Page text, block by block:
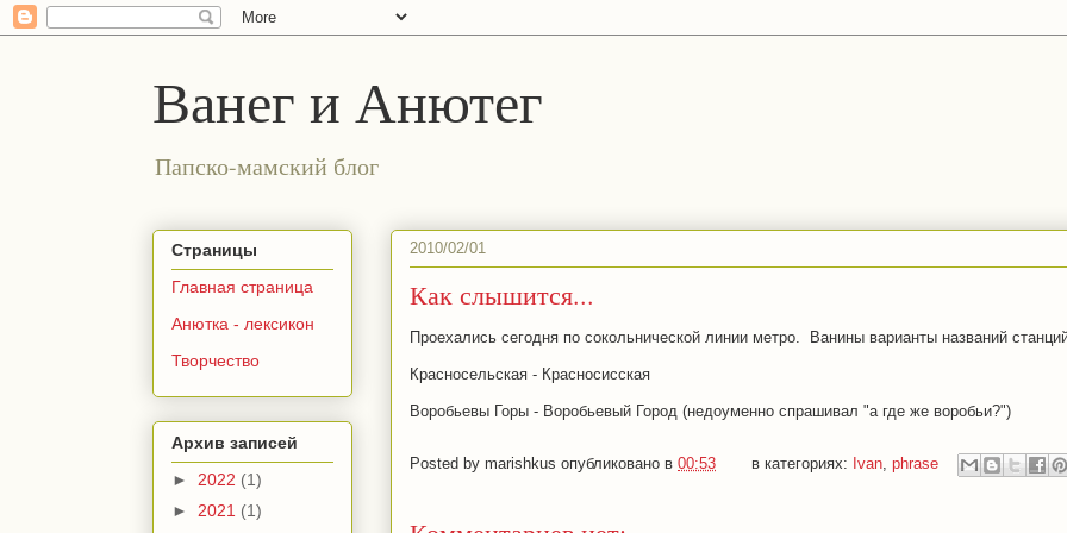
Ванег и Анютег
Папско-мамский блог
2010/02/01
Как слышится...
Проехались сегодня по сокольнической линии метро. Ванины варианты названий
Красносельская - Красносисская
Воробьевы Горы - Воробьевый Город (недоуменно спрашивал "а где же воробьи?")
Posted by marishkus опубликовано в 00:53 в категориях: Ivan, phrase
Страницы
Главная страница
Анютка - лексикон
Творчество
Архив записей
► 2022 (1)
► 2021 (1)